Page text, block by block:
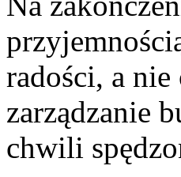
radości, a
zarządzanie
chwili